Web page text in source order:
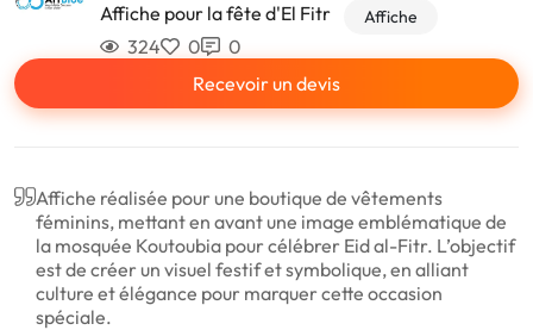
Affiche pour la fête d'El Fitr
Affiche
324 0
0
Recevoir un devis
Affiche réalisée pour une boutique de vêtements
féminins, mettant en avant une image emblématique de
la mosquée Koutoubia pour célébrer Eid al-Fitr. L’objectif
est de créer un visuel festif et symbolique, en alliant
culture et élégance pour marquer cette occasion
spéciale.